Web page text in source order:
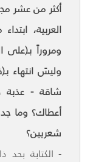
أكثر من عشر
شاقة - عذبة
أعطاك؟ وما
شعريين؟
- الكتابة بحد